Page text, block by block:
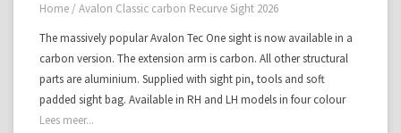
Home / Avalon Classic carbon Recurve Sight 2026
The massively popular Avalon Tec One sight is now available in a
carbon version. The extension arm is carbon. All other structural
parts are aluminium. Supplied with sight pin, tools and soft
padded sight bag. Available in RH and LH models in four colour
Lees meer...